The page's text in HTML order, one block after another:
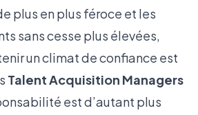
plus en plus féroce et les
sans cesse plus élevées,
un climat de confiance est
Talent Acquisition Managers
est d’autant plus